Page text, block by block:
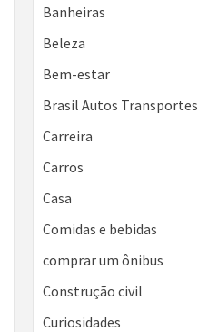
Banheiras
Beleza
Bem-estar
Brasil Autos Transportes
Carreira
Carros
Casa
Comidas e bebidas
comprar um ônibus
Construção civil
Curiosidades